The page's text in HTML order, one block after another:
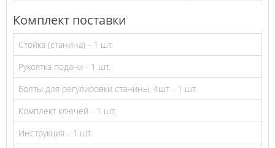
Комплект поставки
Стойка (станина) - 1 шт.
Рукоятка подачи - 1 шт.
Болты для регулировки станины, 4шт - 1 шт.
Комплект ключей - 1 шт.
Инструкция - 1 шт.